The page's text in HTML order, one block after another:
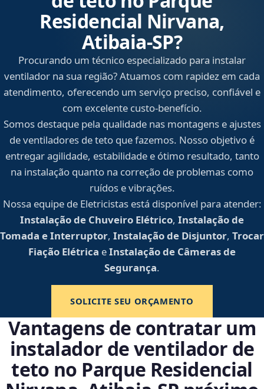
Residencial Nirvana,
Atibaia‑SP?
Procurando um técnico especializado para instalar
ventilador na sua região? Atuamos com rapidez em cada
atendimento, oferecendo um serviço preciso, confiável e
com excelente custo-benefício.
Somos destaque pela qualidade nas montagens e ajustes
de ventiladores de teto que fazemos. Nosso objetivo é
entregar agilidade, estabilidade e ótimo resultado, tanto
na instalação quanto na correção de problemas como
ruídos e vibrações.
Nossa equipe de Eletricistas está disponível para atender:
Instalação de Chuveiro Elétrico, Instalação de
Tomada e Interruptor, Instalação de Disjuntor, Trocar
Fiação Elétrica eInstalação de Câmeras de
Segurança.
SOLICITE SEU ORÇAMENTO
Vantagens de contratar um
instalador de ventilador de
teto no Parque Residencial